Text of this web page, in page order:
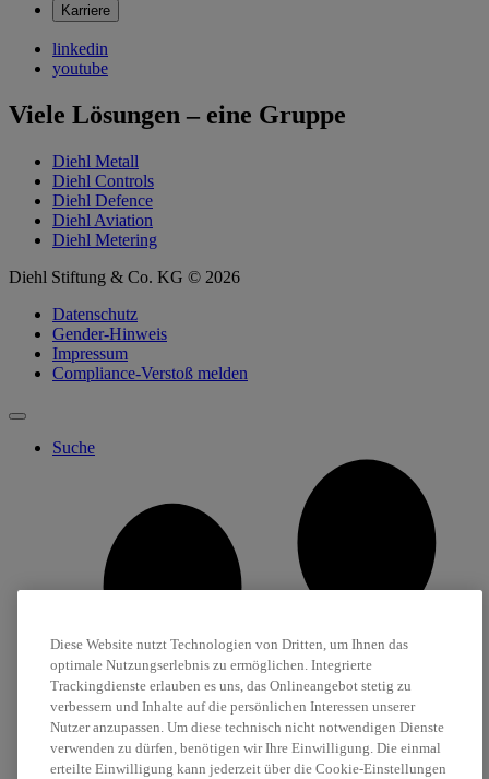
Karriere
linkedin
youtube
Viele Lösungen – eine Gruppe
Diehl Metall
Diehl Controls
Diehl Defence
Diehl Aviation
Diehl Metering
Diehl Stiftung & Co. KG © 2026
Datenschutz
Gender-Hinweis
Impressum
Compliance-Verstoß melden
Suche
Diese Website nutzt Technologien von Dritten, um Ihnen das
optimale Nutzungserlebnis zu ermöglichen. Integrierte
Trackingdienste erlauben es uns, das Onlineangebot stetig zu
verbessern und Inhalte auf die persönlichen Interessen unserer
Nutzer anzupassen. Um diese technisch nicht notwendigen Dienste
verwenden zu dürfen, benötigen wir Ihre Einwilligung. Die einmal
erteilte Einwilligung kann jederzeit über die Cookie-Einstellungen